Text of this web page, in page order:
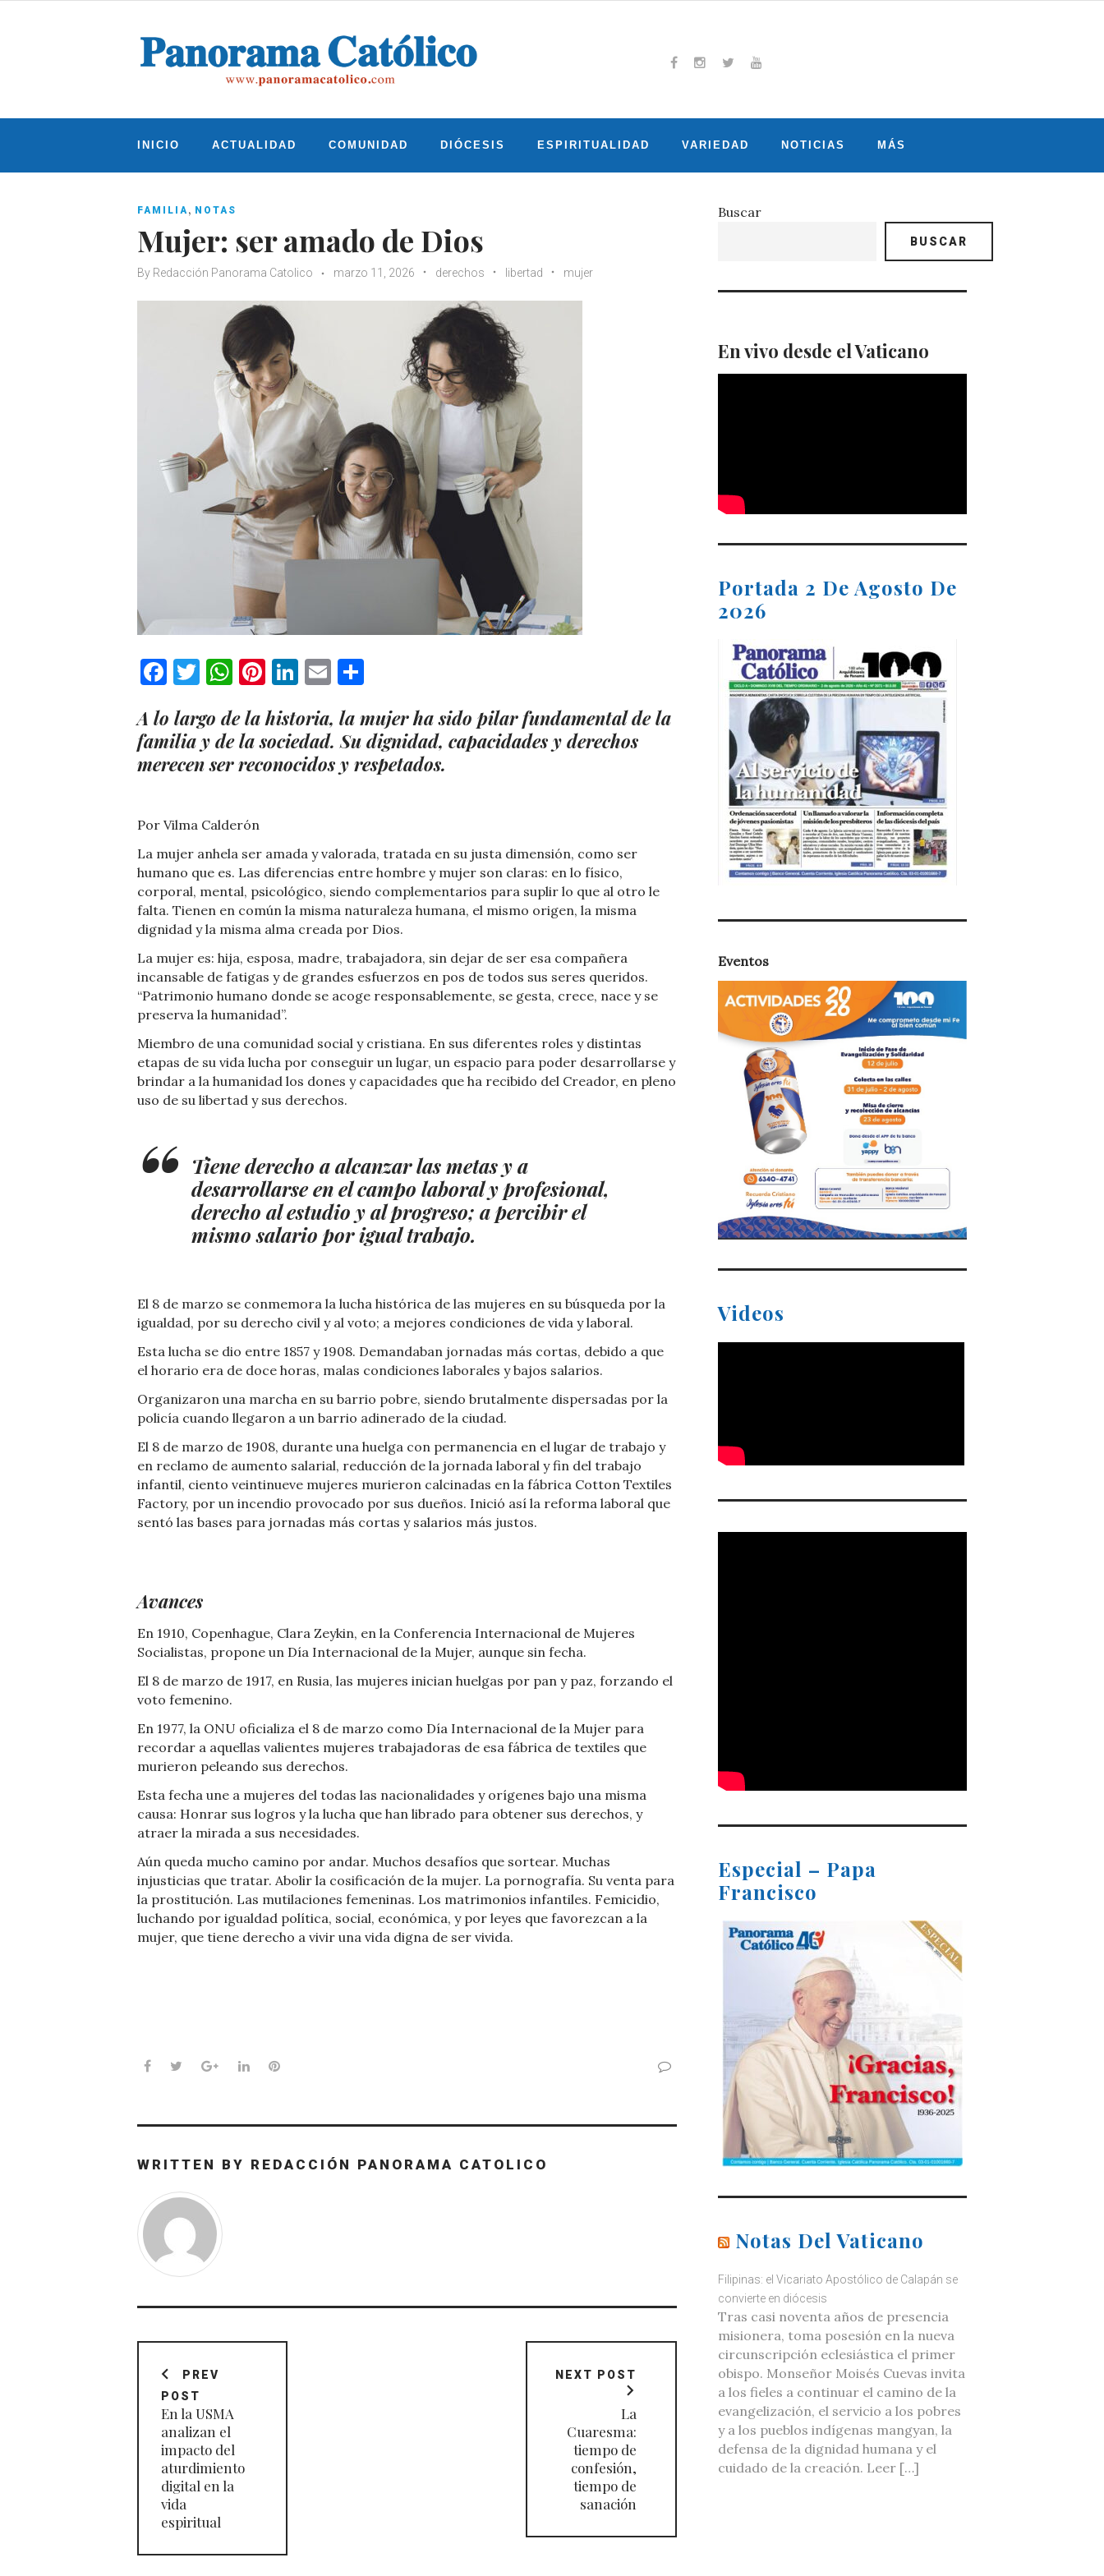
INICIO ACTUALIDAD COMUNIDAD DIÓCESIS ESPIRITUALIDAD VARIEDAD NOTICIAS MÁS
FAMILIA, NOTAS
Mujer: ser amado de Dios
By Redacción Panorama Catolico marzo 11, 2026 derechos libertad mujer
Facebook
Twitter
WhatsApp
Pinterest
LinkedIn
Email
A lo largo de la historia, la mujer ha sido pilar fundamental de la
familia y de la sociedad. Su dignidad, capacidades y derechos
merecen ser reconocidos y respetados.
Por Vilma Calderón
La mujer anhela ser amada y valorada, tratada en su justa dimensión, como ser
humano que es. Las diferencias entre hombre y mujer son claras: en lo físico,
corporal, mental, psicológico, siendo complementarios para suplir lo que al otro le
falta. Tienen en común la misma naturaleza humana, el mismo origen, la misma
dignidad y la misma alma creada por Dios.
La mujer es: hija, esposa, madre, trabajadora, sin dejar de ser esa compañera
incansable de fatigas y de grandes esfuerzos en pos de todos sus seres queridos.
“Patrimonio humano donde se acoge responsablemente, se gesta, crece, nace y se
preserva la humanidad”.
Miembro de una comunidad social y cristiana. En sus diferentes roles y distintas
etapas de su vida lucha por conseguir un lugar, un espacio para poder desarrollarse y
brindar a la humanidad los dones y capacidades que ha recibido del Creador, en pleno
uso de su libertad y sus derechos.
Tiene derecho a alcanzar las metas y a
desarrollarse en el campo laboral y profesional,
derecho al estudio y al progreso; a percibir el
mismo salario por igual trabajo.
El 8 de marzo se conmemora la lucha histórica de las mujeres en su búsqueda por la
igualdad, por su derecho civil y al voto; a mejores condiciones de vida y laboral.
Esta lucha se dio entre 1857 y 1908. Demandaban jornadas más cortas, debido a que
el horario era de doce horas, malas condiciones laborales y bajos salarios.
Organizaron una marcha en su barrio pobre, siendo brutalmente dispersadas por la
policía cuando llegaron a un barrio adinerado de la ciudad.
El 8 de marzo de 1908, durante una huelga con permanencia en el lugar de trabajo y
en reclamo de aumento salarial, reducción de la jornada laboral y fin del trabajo
infantil, ciento veintinueve mujeres murieron calcinadas en la fábrica Cotton Textiles
Factory, por un incendio provocado por sus dueños. Inició así la reforma laboral que
sentó las bases para jornadas más cortas y salarios más justos.
Avances
En 1910, Copenhague, Clara Zeykin, en la Conferencia Internacional de Mujeres
Socialistas, propone un Día Internacional de la Mujer, aunque sin fecha.
El 8 de marzo de 1917, en Rusia, las mujeres inician huelgas por pan y paz, forzando el
voto femenino.
En 1977, la ONU oficializa el 8 de marzo como Día Internacional de la Mujer para
recordar a aquellas valientes mujeres trabajadoras de esa fábrica de textiles que
murieron peleando sus derechos.
Esta fecha une a mujeres del todas las nacionalidades y orígenes bajo una misma
causa: Honrar sus logros y la lucha que han librado para obtener sus derechos, y
atraer la mirada a sus necesidades.
Aún queda mucho camino por andar. Muchos desafíos que sortear. Muchas
injusticias que tratar. Abolir la cosificación de la mujer. La pornografía. Su venta para
la prostitución. Las mutilaciones femeninas. Los matrimonios infantiles. Femicidio,
luchando por igualdad política, social, económica, y por leyes que favorezcan a la
mujer, que tiene derecho a vivir una vida digna de ser vivida.
Facebook
TwitterGoogle+LinkedInPinterest
WRITTEN BY REDACCIÓN PANORAMA CATOLICO
de
entradas
PREV
POST
En la USMA
analizan el
impacto del
aturdimiento
digital en la
vida
espiritual
NEXT POST
La
Cuaresma:
tiempo de
confesión,
tiempo de
sanación
Buscar
BUSCAR
En vivo desde el Vaticano
Portada 2 De Agosto De
2026
Eventos
Videos
Especial – Papa
Francisco
Notas Del Vaticano
Filipinas: el Vicariato Apostólico de Calapán se
convierte en diócesis
Tras casi noventa años de presencia
misionera, toma posesión en la nueva
circunscripción eclesiástica el primer
obispo. Monseñor Moisés Cuevas invita
a los fieles a continuar el camino de la
evangelización, el servicio a los pobres
y a los pueblos indígenas mangyan, la
defensa de la dignidad humana y el
cuidado de la creación. Leer […]